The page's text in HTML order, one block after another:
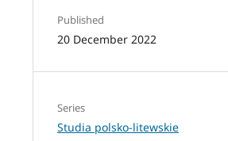
Published
20 December 2022
Series
Studia polsko-litewskie